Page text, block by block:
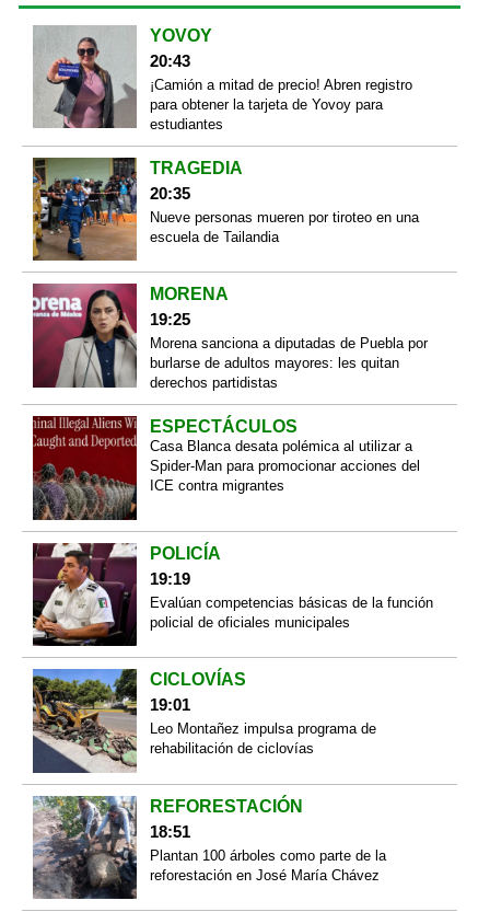
YOVOY
20:43
¡Camión a mitad de precio! Abren registro
para obtener la tarjeta de Yovoy para
estudiantes
TRAGEDIA
20:35
Nueve personas mueren por tiroteo en una
escuela de Tailandia
MORENA
19:25
Morena sanciona a diputadas de Puebla por
burlarse de adultos mayores: les quitan
derechos partidistas
ESPECTÁCULOS
Casa Blanca desata polémica al utilizar a
Spider-Man para promocionar acciones del
ICE contra migrantes
POLICÍA
19:19
Evalúan competencias básicas de la función
policial de oficiales municipales
CICLOVÍAS
19:01
Leo Montañez impulsa programa de
rehabilitación de ciclovías
REFORESTACIÓN
18:51
Plantan 100 árboles como parte de la
reforestación en José María Chávez